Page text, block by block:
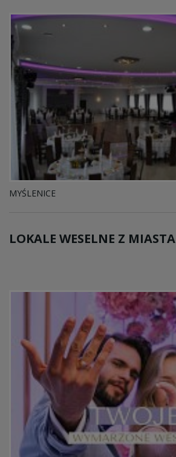
MYŚLENICE
LOKALE WESELNE Z MIASTA